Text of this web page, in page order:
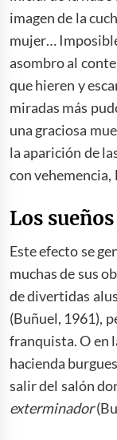
imagen de la
mujer…
asombro al
que hieren y
miradas más
una graciosa
la aparición de
con vehemencia,
Los
Este efecto se
muchas de sus
de divertidas
(Buñuel, 1961),
franquista. O en
hacienda
salir del salón
exterminador